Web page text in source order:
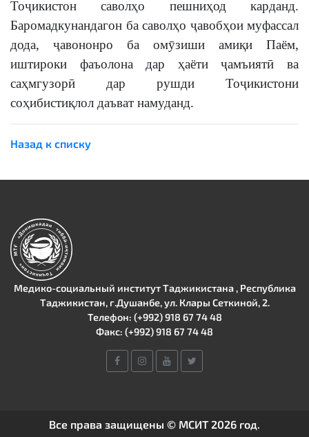
Тоҷикистон саволҳо пешниҳод карданд.
Баромадкунандагон ба саволҳо ҷавобҳои муфассал
дода, ҷавононро ба омӯзиши амиқи Паём,
иштироки фаъолона дар ҳаёти ҷамъиятӣ ва
саҳмгузорӣ дар рушди Тоҷикистони
соҳибистиқлол даъват намуданд.
Назад к списку
Медико-социальный институт Таджикистана , Республика
Таджикистан, г.Душанбе, ул. Клары Сеткиной, 2.
Телефон: (+992) 918 67 74 48
Факс: (+992) 918 67 74 48
Все права защищены © МСИТ 2026 год.